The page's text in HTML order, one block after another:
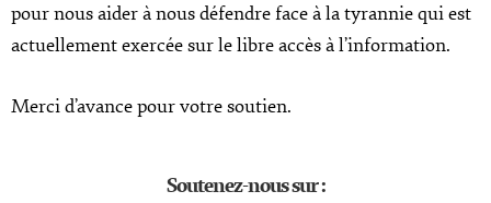
pour nous aider à nous défendre face à la tyrannie qui est
actuellement exercée sur le libre accès à l’information.
Merci d’avance pour votre soutien.
Soutenez-nous sur :